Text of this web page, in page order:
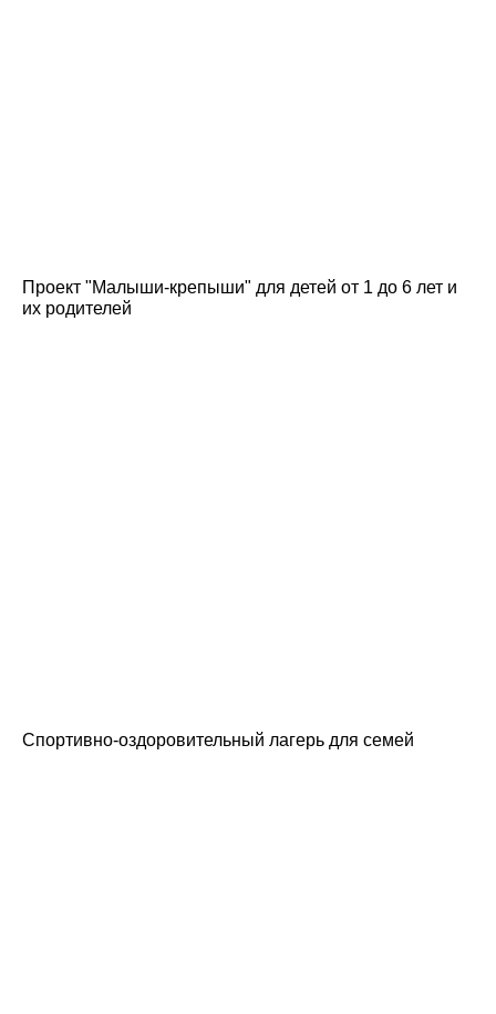
Проект "Малыши-крепыши" для детей от 1 до 6 лет и
их родителей
Спортивно-оздоровительный лагерь для семей